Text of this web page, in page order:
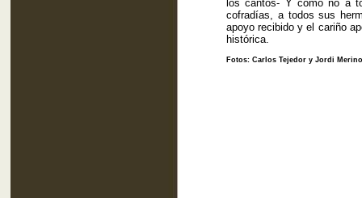
los cantos- Y como no a
cofradías, a todos sus
apoyo recibido y el cariño
histórica.
Fotos: Carlos Tejedor y Jordi Merino